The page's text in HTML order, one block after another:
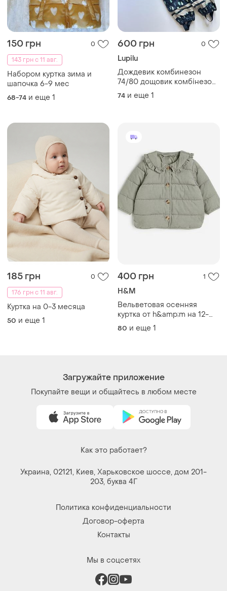
150 грн
0
143 грн с 11 авг.
Набором куртка зима и
шапочка 6-9 мес
68-74 и еще 1
600 грн 0
Lupilu
Дождевик комбинезон
74/80 дощовик комбінезон
грязепруф брудопруф
цельный
74 и еще 1
185 грн
0
176 грн с 11 авг.
Куртка на 0-3 месяца
50 и еще 1
400 грн 1
H&M
Вельветовая осенняя
куртка от h&amp;m на 12-
18месяц
80 и еще 1
Загружайте приложение
Покупайте вещи и общайтесь в любом месте
Как это работает?
Украина, 02121, Киев, Харьковское шоссе, дом 201-
203, буква 4Г
Политика конфиденциальности
Договор-оферта
Контакты
Мы в соцсетях